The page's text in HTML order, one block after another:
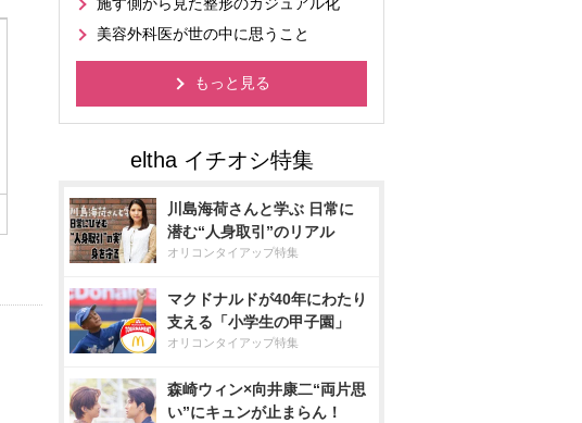
美容外科医が世の中に思うこと
もっと見る
川島海荷さんと学ぶ 日常に
潜む“人身取引”のリアル
オリコンタイアップ特集
マクドナルドが40年にわたり
支える「小学生の甲子園」
オリコンタイアップ特集
森崎ウィン×向井康二“両片思
い”にキュンが止まらん！